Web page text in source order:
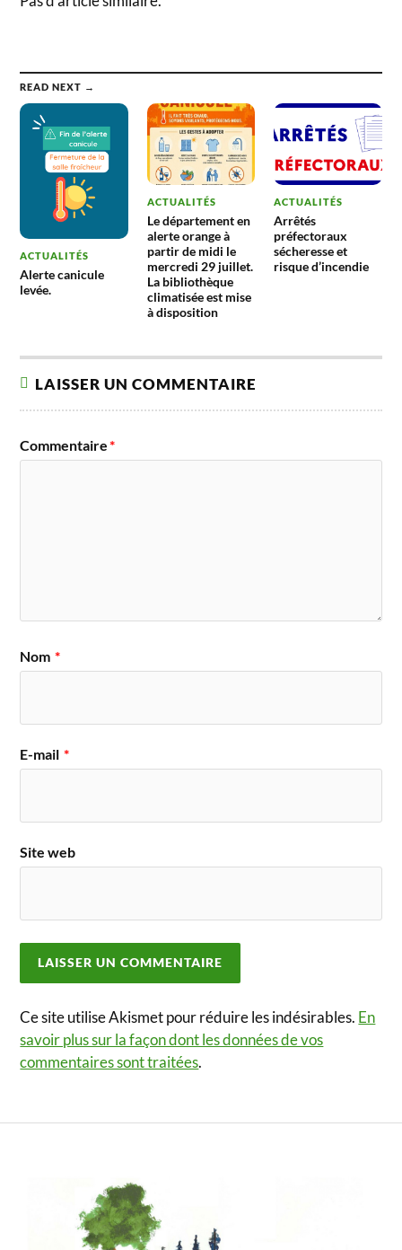
READ NEXT →
ACTUALITÉS
Alerte canicule
levée.
ACTUALITÉS
Le département en
alerte orange à
partir de midi le
mercredi 29 juillet.
La bibliothèque
climatisée est mise
à disposition
ACTUALITÉS
Arrêtés
préfectoraux
sécheresse et
risque d’incendie
LAISSER UN COMMENTAIRE
Commentaire*
Nom *
E-mail *
Site web
Ce site utilise Akismet pour réduire les indésirables. En
savoir plus sur la façon dont les données de vos
commentaires sont traitées.